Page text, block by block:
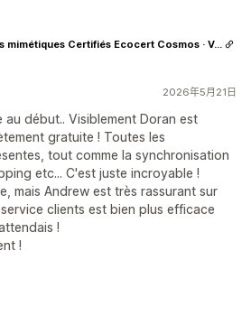
2026年5月21日
au début.. Visiblement Doran est
gratuite ! Toutes les
tout comme la synchronisation
etc... C'est juste incroyable !
mais Andrew est très rassurant sur
clients est bien plus efficace
!
!
ALOELIS® Cosmetics · Soins mimétiques Certifiés Ecocert Cosmos · Vegan